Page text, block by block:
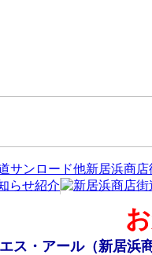
エス・アール（新居浜